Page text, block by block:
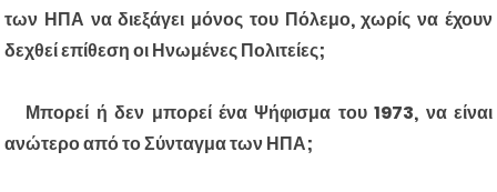
των ΗΠΑ να διεξάγει μόνος του Πόλεμο, χωρίς να έχουν
δεχθεί επίθεση οι Ηνωμένες Πολιτείες;
Μπορεί ή δεν μπορεί ένα Ψήφισμα του 1973, να είναι
ανώτερο από το Σύνταγμα των ΗΠΑ;